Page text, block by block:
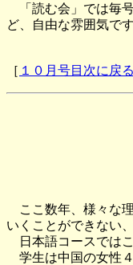
「読む会」では毎
ど、自由な雰囲気で
［ １０月号目次に戻る
ここ数年、様々な
いくことができない
日本語コースでは
学生は中国の女性